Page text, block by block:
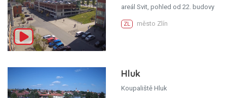
areál Svit, pohled od 22. budovy
ZL město Zlín
Hluk
Koupaliště Hluk